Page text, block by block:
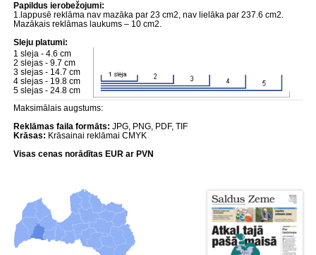
Papildus ierobežojumi:
1.lappusē reklāma nav mazāka par 23 cm2, nav lielāka par 237.6 cm2.
Mazākais reklāmas laukums – 10 cm2.
Sleju platumi:
1 sleja - 4.6 cm
2 slejas - 9.7 cm
3 slejas - 14.7 cm
4 slejas - 19.8 cm
5 slejas - 24.8 cm
Maksimālais augstums:
Reklāmas faila formāts: JPG, PNG, PDF, TIF
Krāsas: Krāsainai reklāmai CMYK
Visas cenas norādītas EUR ar PVN